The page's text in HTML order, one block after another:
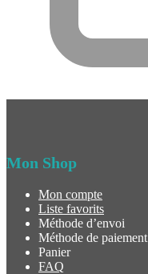
Mon Shop
Mon compte
Liste favorits
Méthode d’envoi
Méthode de paiement
Panier
FAQ